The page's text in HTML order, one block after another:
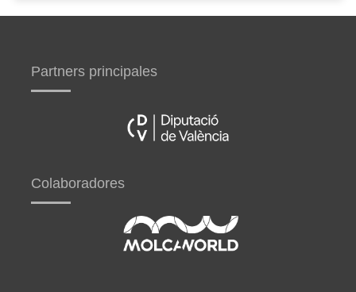
Partners principales
Colaboradores